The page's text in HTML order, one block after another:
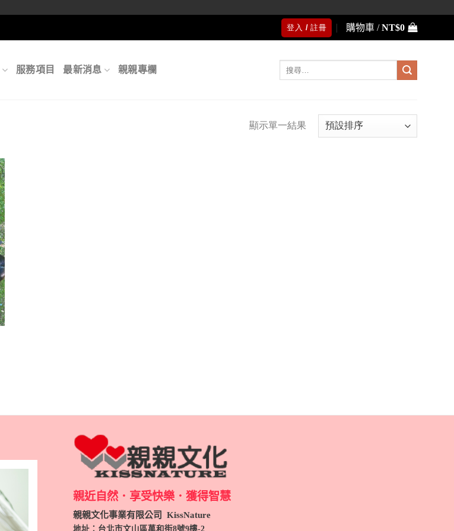
登入 / 註冊 購物車 /NT$0
服務項目 最新消息 親親專欄
顯示單一結果
親近自然．享受快樂．獲得智慧
親親文化事業有限公司 KissNature
地址：台北市文山區萬和街8號9樓-2